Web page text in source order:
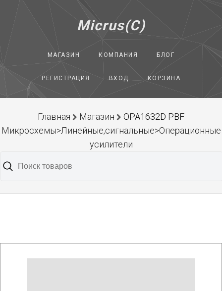
Micrus(C)
МАГАЗИН КОМПАНИЯ БЛОГ
РЕГИСТРАЦИЯ ВХОД КОРЗИНА
Главная Магазин
OPA1632D PBF
Микросхемы>Линейные,сигнальные>Операционные
усилители